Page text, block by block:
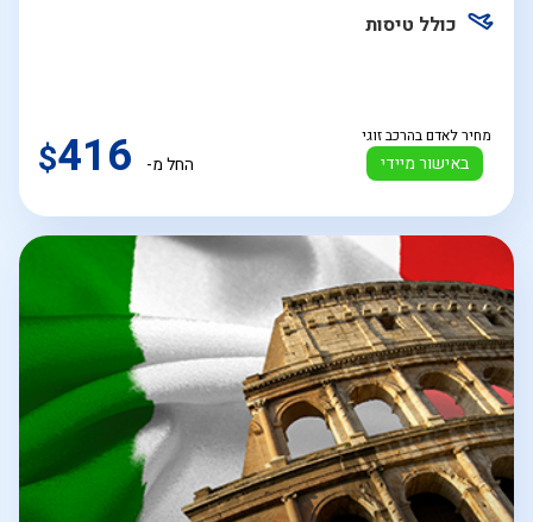
כולל טיסות
באישור מיידי
מחיר לאדם בהרכב זוגי
החל מ- $416